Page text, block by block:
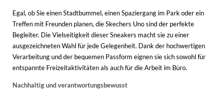
Egal, ob Sie einen Stadtbummel, einen Spaziergang im Park oder ein
Treffen mit Freunden planen, die Skechers Uno sind der perfekte
Begleiter. Die Vielseitigkeit dieser Sneakers macht sie zu einer
ausgezeichneten Wahl für jede Gelegenheit. Dank der hochwertigen
Verarbeitung und der bequemen Passform eignen sie sich sowohl für
entspannte Freizeitaktivitäten als auch für die Arbeit im Büro.
Nachhaltig und verantwortungsbewusst